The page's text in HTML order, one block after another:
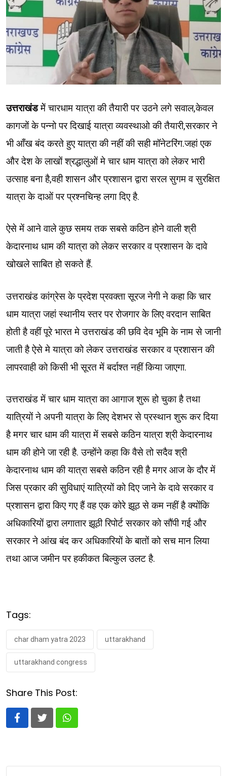
उत्तराखंडमेें चारधाम यात्रा की तैयारी पर उठने लगे सवाल,केवल
कागजों के पन्नो पर दिखाई यात्रा व्यवस्थाओ की तैयारी,सरकार ने
भी आँख बंद करते हुए यात्रा की नहीं की सही मॉनेटरिंग.जहां एक
और देश के लाखों श्रद्धालुओं मे चार धाम यात्रा को लेकर भारी
उत्साह बना है,वही शासन और प्रशासन द्वारा सरल सुगम व सुरक्षित
यात्रा के दाओं पर प्रश्नचिन्ह लगा दिए है.
ऐसे में आने वाले कुछ समय तक सबसे कठिन होने वाली श्री
केदारनाथ धाम की यात्रा को लेकर सरकार व प्रशासन के दावे
खोखले साबित हो सकते हैं.
उत्तराखंड कांग्रेस के प्रदेश प्रवक्ता सूरज नेगी ने कहा कि चार
धाम यात्रा जहां स्थानीय स्तर पर रोजगार के लिए वरदान साबित
होती है वहीं पूरे भारत मे उत्तराखंड की छवि देव भूमि के नाम से जानी
जाती है ऐसे मे यात्रा को लेकर उत्तराखंड सरकार व प्रशासन की
लापरवाही को किसी भी सूरत में बर्दाश्त नहीं किया जाएगा.
उत्तराखंड में चार धाम यात्रा का आगाज शुरू हो चुका है तथा
यात्रियों ने अपनी यात्रा के लिए देशभर से प्रस्थान शुरू कर दिया
है मगर चार धाम की यात्रा में सबसे कठिन यात्रा श्री केदारनाथ
धाम की होने जा रही है. उन्होंने कहा कि वैसे तो सदैव श्री
केदारनाथ धाम की यात्रा सबसे कठिन रही है मगर आज के दौर में
जिस प्रकार की सुविधाएं यात्रियों को दिए जाने के दावे सरकार व
प्रशासन द्वारा किए गए हैं वह एक कोरे झूठ से कम नहीं है क्योंकि
अधिकारियों द्वारा लगातार झूठी रिपोर्ट सरकार को सौंपी गई और
सरकार ने आंख बंद कर अधिकारियों के बातों को सच मान लिया
तथा आज जमीन पर हकीकत बिल्कुल उलट है.
Tags:
char dham yatra 2023 uttarakhand
uttarakhand congress
Share This Post:
Whatsapp